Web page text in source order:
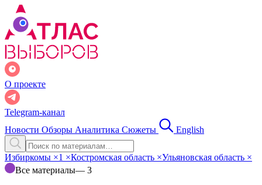
О проекте
Telegram-канал
Новости Обзоры Аналитика Сюжеты English
Избиркомы ×1 ×Костромская область ×Ульяновская область ×
Все материалы— 3